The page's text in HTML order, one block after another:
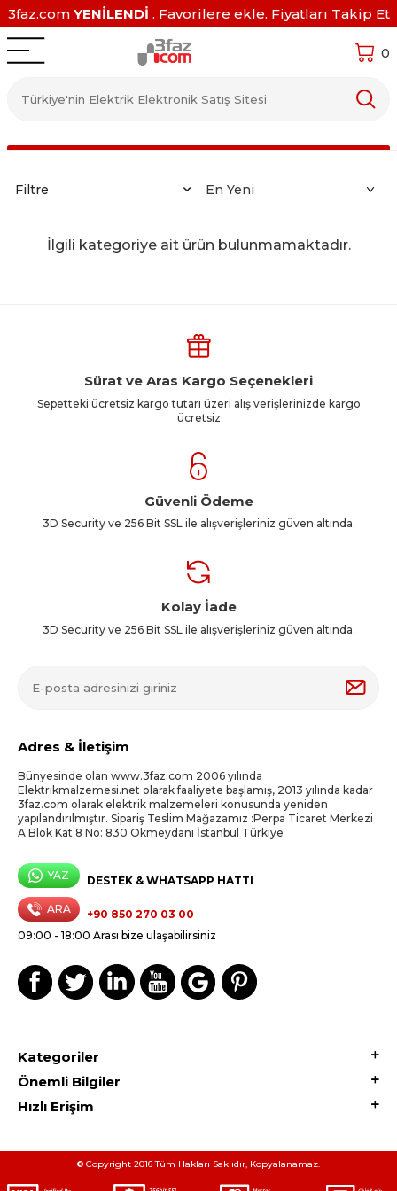
3faz.com YENİLENDİ . Favorilere ekle. Fiyatları Takip Et
0
Filtre
İlgili kategoriye ait ürün bulunmamaktadır.
Sürat ve Aras Kargo Seçenekleri
Sepetteki ücretsiz kargo tutarı üzeri alış verişlerinizde kargo
ücretsiz
Güvenli Ödeme
3D Security ve 256 Bit SSL ile alışverişleriniz güven altında.
Kolay İade
3D Security ve 256 Bit SSL ile alışverişleriniz güven altında.
Adres & İletişim
Bünyesinde olan www.3faz.com 2006 yılında
Elektrikmalzemesi.net olarak faaliyete başlamış, 2013 yılında kadar
3faz.com olarak elektrik malzemeleri konusunda yeniden
yapılandırılmıştır. Sipariş Teslim Mağazamız :Perpa Ticaret Merkezi
A Blok Kat:8 No: 830 Okmeydanı İstanbul Türkiye
YAZ DESTEK & WHATSAPP HATTI
ARA
+90 850 270 03 00
09:00 - 18:00 Arası bize ulaşabilirsiniz
Kategoriler
Önemli Bilgiler
Hızlı Erişim
© Copyright 2016 Tüm Hakları Saklıdır, Kopyalanamaz.